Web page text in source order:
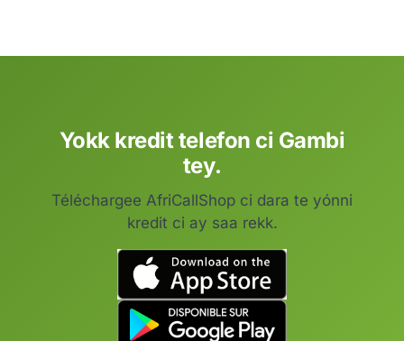
Yokk kredit telefon ci Gambi
tey.
Téléchargee AfriCallShop ci dara te yónni
kredit ci ay saa rekk.